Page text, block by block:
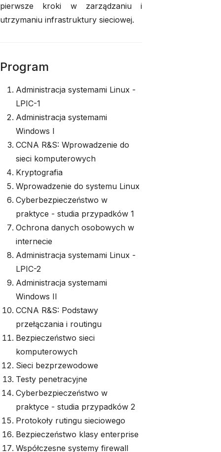
pierwsze kroki w zarządzaniu i
utrzymaniu infrastruktury sieciowej.
Program
Administracja systemami Linux -
LPIC-1
Administracja systemami
Windows I
CCNA R&S: Wprowadzenie do
sieci komputerowych
Kryptografia
Wprowadzenie do systemu Linux
Cyberbezpieczeństwo w
praktyce - studia przypadków 1
Ochrona danych osobowych w
internecie
Administracja systemami Linux -
LPIC-2
Administracja systemami
Windows II
CCNA R&S: Podstawy
przełączania i routingu
Bezpieczeństwo sieci
komputerowych
Sieci bezprzewodowe
Testy penetracyjne
Cyberbezpieczeństwo w
praktyce - studia przypadków 2
Protokoły rutingu sieciowego
Bezpieczeństwo klasy enterprise
Współczesne systemy firewall